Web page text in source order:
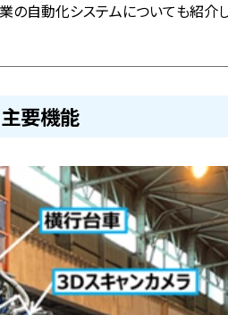
の自動化システムについても紹介し
要機能